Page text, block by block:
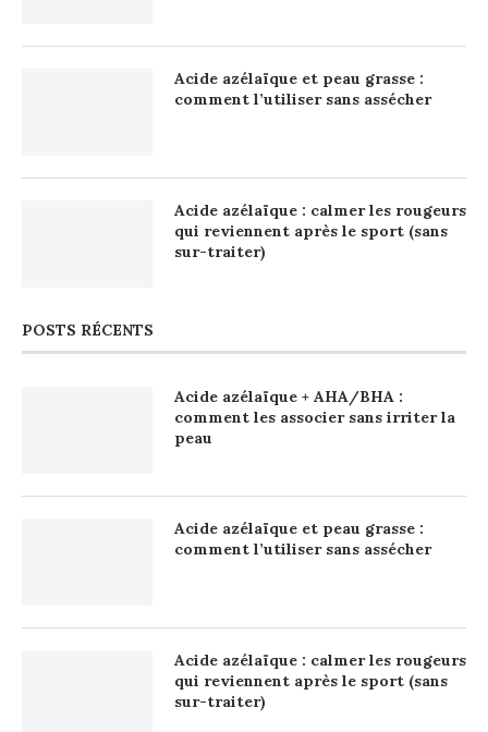
Acide azélaïque et peau grasse :
comment l’utiliser sans assécher
Acide azélaïque : calmer les rougeurs
qui reviennent après le sport (sans
sur-traiter)
POSTS RÉCENTS
Acide azélaïque + AHA/BHA :
comment les associer sans irriter la
peau
Acide azélaïque et peau grasse :
comment l’utiliser sans assécher
Acide azélaïque : calmer les rougeurs
qui reviennent après le sport (sans
sur-traiter)